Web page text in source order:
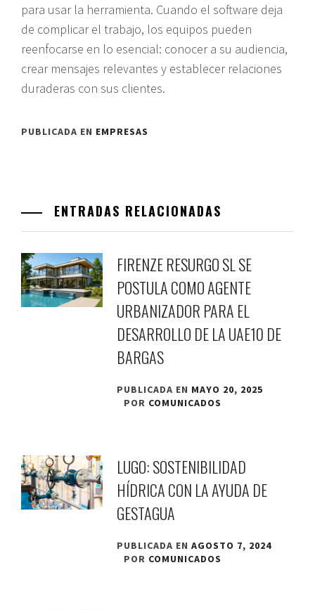
para usar la herramienta. Cuando el software deja
de complicar el trabajo, los equipos pueden
reenfocarse en lo esencial: conocer a su audiencia,
crear mensajes relevantes y establecer relaciones
duraderas con sus clientes.
PUBLICADA EN EMPRESAS
ENTRADAS RELACIONADAS
FIRENZE RESURGO SL SE
POSTULA COMO AGENTE
URBANIZADOR PARA EL
DESARROLLO DE LA UAE10 DE
BARGAS
PUBLICADA EN MAYO 20, 2025
POR COMUNICADOS
LUGO: SOSTENIBILIDAD
HÍDRICA CON LA AYUDA DE
GESTAGUA
PUBLICADA ENAGOSTO 7, 2024
POR COMUNICADOS